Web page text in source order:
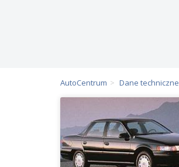
AutoCentrum Dane techniczne